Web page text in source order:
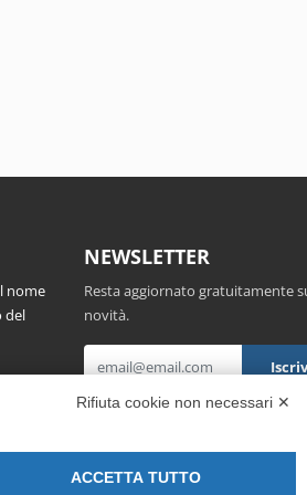
nome
del
NEWSLETTER
Resta aggiornato gratuitamente
novità.
Cliccando su Iscriviti dichiari di
Rifiuta cookie non necessari ✕
ACCETTA TUTTO